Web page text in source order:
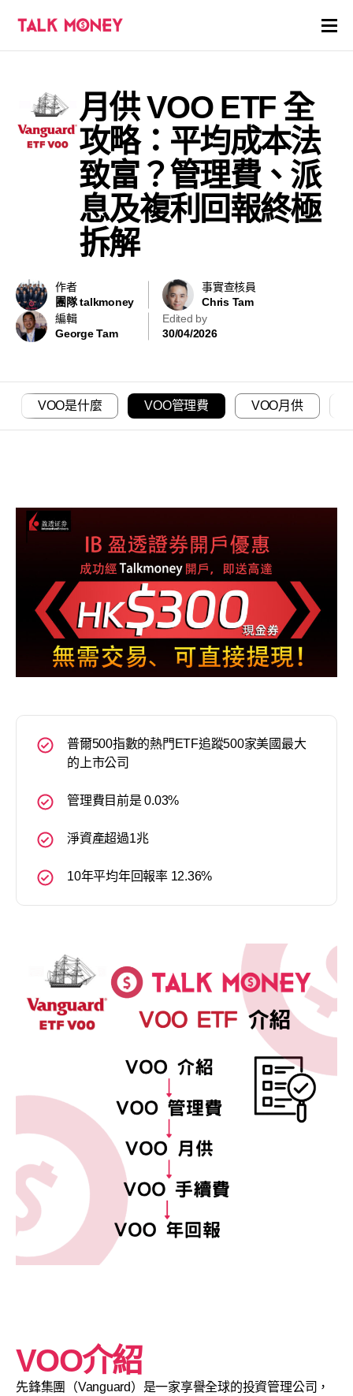
證券商評價
各種投資產品戶口
虛擬貨幣
關於
月供 VOO ETF 全
攻略：平均成本法
致富？管理費、派
息及複利回報終極
拆解
作者
團隊 talkmoney
事實查核員
Chris Tam
編輯
George Tam
Edited by
30/04/2026
VOO是什麼 VOO管理費 VOO月供
普爾500指數的熱門ETF追蹤500家美國最大
的上市公司
管理費目前是 0.03%
淨資產超過1兆
10年平均年回報率 12.36%
VOO介紹
先鋒集團（Vanguard）是一家享譽全球的投資管理公司，